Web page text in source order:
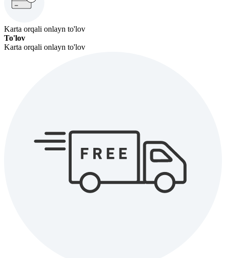
Karta orqali onlayn to'lov
To'lov
Karta orqali onlayn to'lov